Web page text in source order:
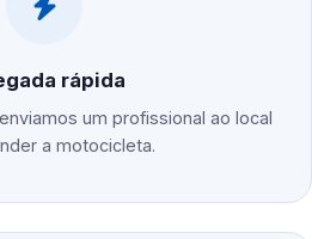
rápida
um profissional ao local
a motocicleta.